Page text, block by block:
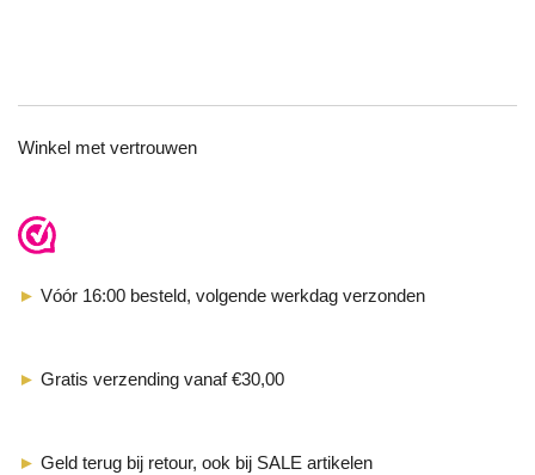
Winkel met vertrouwen
► Vóór 16:00 besteld, volgende werkdag verzonden
► Gratis verzending vanaf €30,00
► Geld terug bij retour, ook bij SALE artikelen